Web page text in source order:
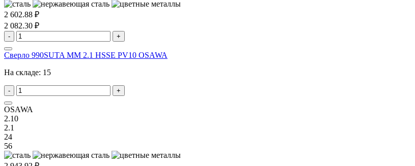
2 602.88 ₽
2 082.30 ₽
- +
Сверло 990SUTA MM 2.1 HSSE PV10 OSAWA
На складе: 15
- +
OSAWA
2.10
2.1
24
56